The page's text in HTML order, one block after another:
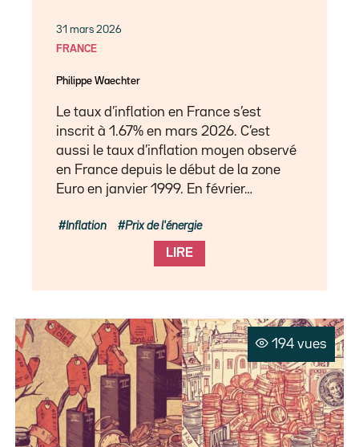
31 mars 2026
FRANCE
Philippe Waechter
Le taux d’inflation en France s’est
inscrit à 1.67% en mars 2026. C’est
aussi le taux d’inflation moyen observé
en France depuis le début de la zone
Euro en janvier 1999. En février…
LIRE
Inflation Prix de l'énergie
194 vues